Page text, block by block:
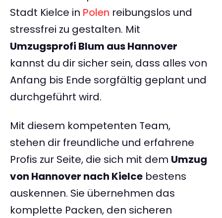
Stadt Kielce in Polen reibungslos und
stressfrei zu gestalten. Mit
Umzugsprofi Blum aus Hannover
kannst du dir sicher sein, dass alles von
Anfang bis Ende sorgfältig geplant und
durchgeführt wird.
Mit diesem kompetenten Team,
stehen dir freundliche und erfahrene
Profis zur Seite, die sich mit dem Umzug
von Hannover nach Kielce bestens
auskennen. Sie übernehmen das
komplette Packen, den sicheren